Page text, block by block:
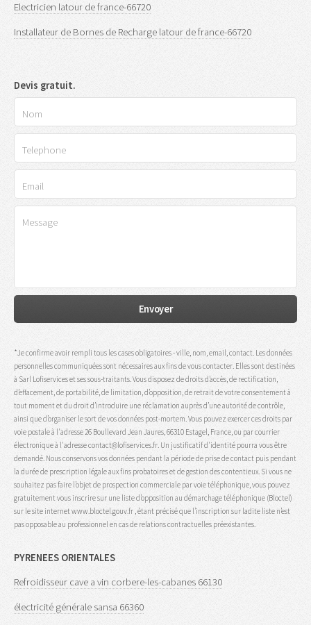
Electricien latour de france-66720
Installateur de Bornes de Recharge latour de france-66720
Devis gratuit.
*Je confirme avoir rempli tous les cases obligatoires - ville, nom, email, contact. Les données
personnelles communiquées sont nécessaires aux fins de vous contacter. Elles sont destinées
à Sarl Lofiservices et ses sous-traitants. Vous disposez de droits d’accès, de rectification,
d’effacement, de portabilité, de limitation, d’opposition, de retrait de votre consentement à
tout moment et du droit d’introduire une réclamation auprès d’une autorité de contrôle,
ainsi que d’organiser le sort de vos données post-mortem. Vous pouvez exercer ces droits par
voie postale à l'adresse 26 Boullevard Jean Jaures, 66310 Estagel, France, ou par courrier
électronique à l'adresse contact@lofiservices.fr. Un justificatif d'identité pourra vous être
demandé. Nous conservons vos données pendant la période de prise de contact puis pendant
la durée de prescription légale aux fins probatoires et de gestion des contentieux. Si vous ne
souhaitez pas faire l’objet de prospection commerciale par voie téléphonique, vous pouvez
gratuitement vous inscrire sur une liste d’opposition au démarchage téléphonique (Bloctel)
sur le site internet www.bloctel.gouv.fr , étant précisé que l’inscription sur ladite liste n’est
pas opposable au professionnel en cas de relations contractuelles préexistantes.
PYRENEES ORIENTALES
Refroidisseur cave a vin corbere-les-cabanes 66130
électricité générale sansa 66360